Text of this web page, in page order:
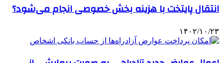
انتقال پایتخت با هزینه بخش خصوصی انجام می‌شود؟
۱۴۰۲/۱۰/۲۳